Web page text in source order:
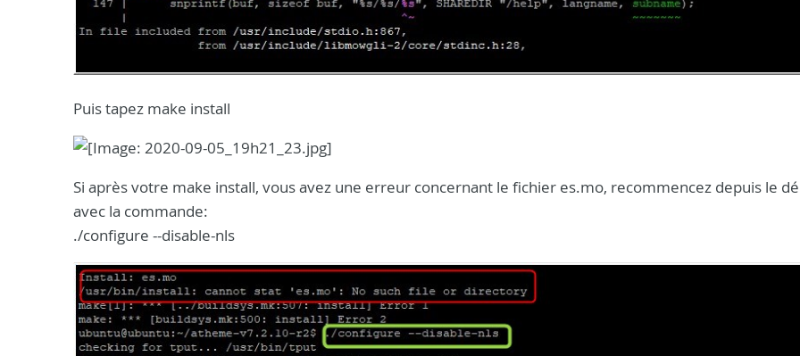
Puis tapez make install
Si après votre make install, vous avez une erreur concernant le fichier es.mo, recommencez depuis le
avec la commande:
./configure --disable-nls